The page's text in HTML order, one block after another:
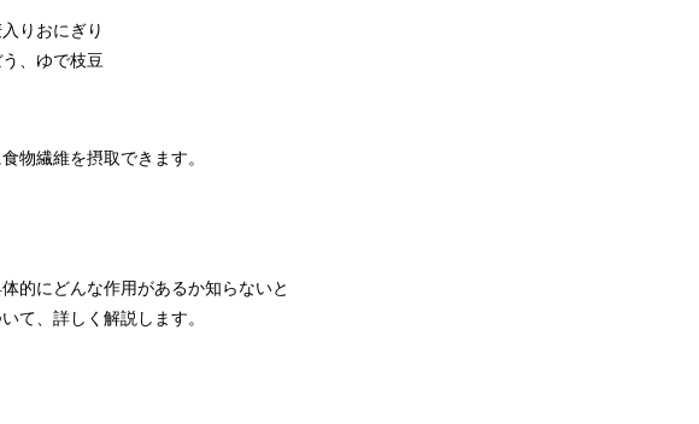
りおにぎり
、ゆで枝豆
物繊維を摂取できます。
的にどんな作用があるか知らないと
て、詳しく解説します。